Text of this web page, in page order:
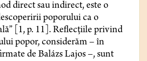
direct sau indirect, este o
poporului ca o
[1, p. 11]. Reflecțiile privind
popor, considerăm – în
de Balázs Lajos –, sunt